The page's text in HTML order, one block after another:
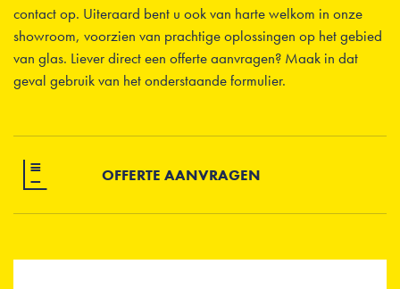
contact op. Uiteraard bent u ook van harte welkom in onze
showroom, voorzien van prachtige oplossingen op het gebied
van glas. Liever direct een offerte aanvragen? Maak in dat
geval gebruik van het onderstaande formulier.
OFFERTE AANVRAGEN